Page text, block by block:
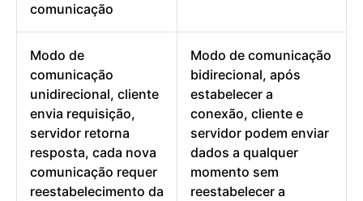
comunicação
Modo de
comunicação
unidirecional, cliente
envia requisição,
servidor retorna
resposta, cada nova
comunicação requer
reestabelecimento da
Modo de comunicação
bidirecional, após
estabelecer a
conexão, cliente e
servidor podem enviar
dados a qualquer
momento sem
reestabelecer a